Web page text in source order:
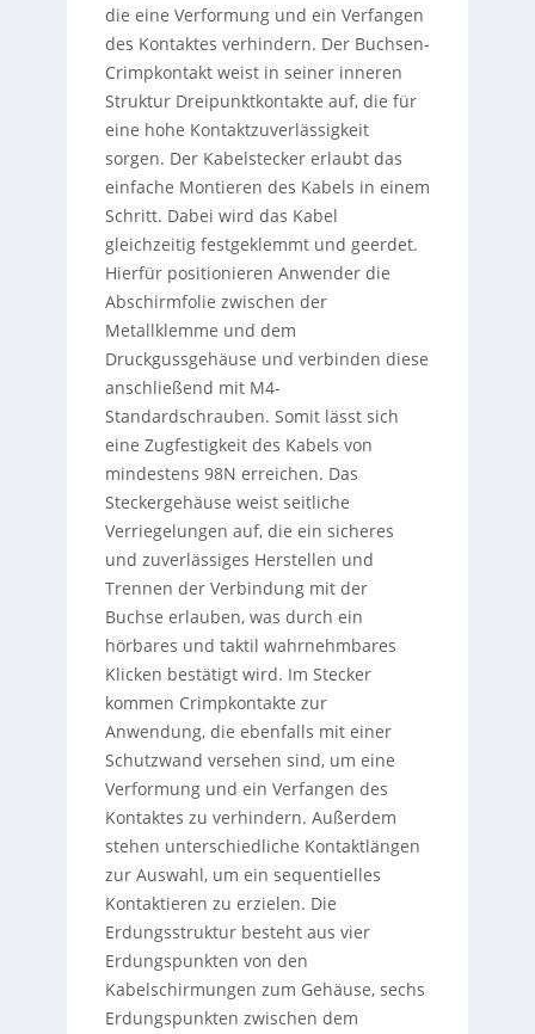
die eine Verformung und ein Verfangen
des Kontaktes verhindern. Der Buchsen-
Crimpkontakt weist in seiner inneren
Struktur Dreipunktkontakte auf, die für
eine hohe Kontaktzuverlässigkeit
sorgen. Der Kabelstecker erlaubt das
einfache Montieren des Kabels in einem
Schritt. Dabei wird das Kabel
gleichzeitig festgeklemmt und geerdet.
Hierfür positionieren Anwender die
Abschirmfolie zwischen der
Metallklemme und dem
Druckgussgehäuse und verbinden diese
anschließend mit M4-
Standardschrauben. Somit lässt sich
eine Zugfestigkeit des Kabels von
mindestens 98N erreichen. Das
Steckergehäuse weist seitliche
Verriegelungen auf, die ein sicheres
und zuverlässiges Herstellen und
Trennen der Verbindung mit der
Buchse erlauben, was durch ein
hörbares und taktil wahrnehmbares
Klicken bestätigt wird. Im Stecker
kommen Crimpkontakte zur
Anwendung, die ebenfalls mit einer
Schutzwand versehen sind, um eine
Verformung und ein Verfangen des
Kontaktes zu verhindern. Außerdem
stehen unterschiedliche Kontaktlängen
zur Auswahl, um ein sequentielles
Kontaktieren zu erzielen. Die
Erdungsstruktur besteht aus vier
Erdungspunkten von den
Kabelschirmungen zum Gehäuse, sechs
Erdungspunkten zwischen dem